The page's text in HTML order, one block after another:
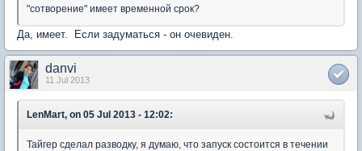
"сотворение" имеет временной срок?
Да, имеет. Если задуматься - он очевиден.
danvi
11 Jul 2013
LenMart, on 05 Jul 2013 - 12:02:
Тайгер сделал разводку, я думаю, что запуск состоится в течении